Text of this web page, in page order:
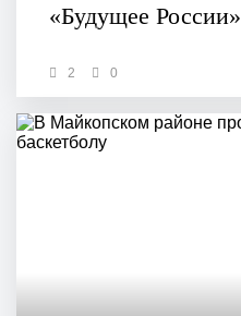
«Будущее России»
2 0